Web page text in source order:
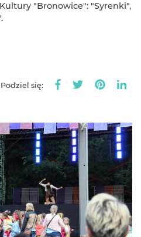
"Bronowice": "Syrenki",
Podziel się: